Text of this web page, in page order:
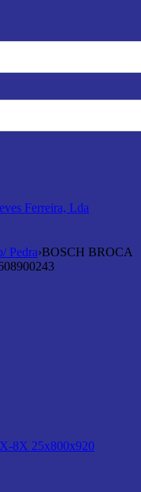
Pedra›BOSCH BROCA